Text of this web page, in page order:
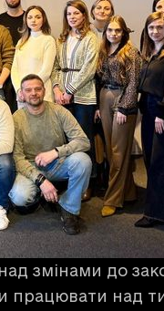
змінами до
працювати над